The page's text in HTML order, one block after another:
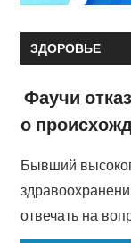
ЗДОРОВЬЕ
Фаучи
о
Бывший
отвечать на